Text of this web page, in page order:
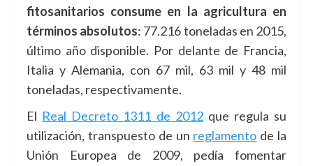
fitosanitarios consume en la agricultura en
términos absolutos: 77.216 toneladas en 2015,
último año disponible. Por delante de Francia,
Italia y Alemania, con 67 mil, 63 mil y 48 mil
toneladas, respectivamente.
El Real Decreto 1311 de 2012que regula su
utilización, transpuesto de un reglamento de la
Unión Europea de 2009, pedía fomentar